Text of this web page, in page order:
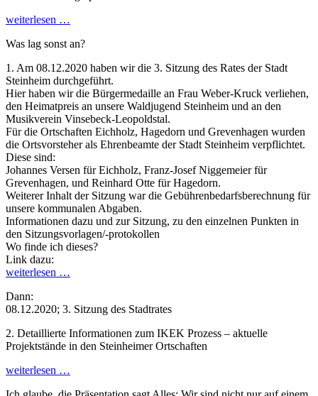
weiterlesen …
Was lag sonst an?
1. Am 08.12.2020 haben wir die 3. Sitzung des Rates der Stadt
Steinheim durchgeführt.
Hier haben wir die Bürgermedaille an Frau Weber-Kruck verliehen,
den Heimatpreis an unsere Waldjugend Steinheim und an den
Musikverein Vinsebeck-Leopoldstal.
Für die Ortschaften Eichholz, Hagedorn und Grevenhagen wurden
die Ortsvorsteher als Ehrenbeamte der Stadt Steinheim verpflichtet.
Diese sind:
Johannes Versen für Eichholz, Franz-Josef Niggemeier für
Grevenhagen, und Reinhard Otte für Hagedorn.
Weiterer Inhalt der Sitzung war die Gebührenbedarfsberechnung für
unsere kommunalen Abgaben.
Informationen dazu und zur Sitzung, zu den einzelnen Punkten in
den Sitzungsvorlagen/-protokollen
Wo finde ich dieses?
Link dazu:
weiterlesen …
Dann:
08.12.2020; 3. Sitzung des Stadtrates
2. Detaillierte Informationen zum IKEK Prozess – aktuelle
Projektstände in den Steinheimer Ortschaften
weiterlesen …